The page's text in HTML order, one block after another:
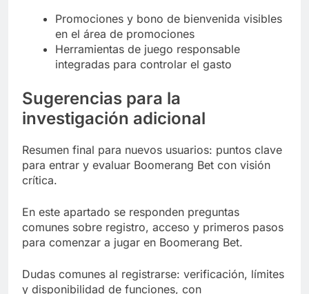
Promociones y bono de bienvenida visibles
en el área de promociones
Herramientas de juego responsable
integradas para controlar el gasto
Sugerencias para la
investigación adicional
Resumen final para nuevos usuarios: puntos clave
para entrar y evaluar Boomerang Bet con visión
crítica.
En este apartado se responden preguntas
comunes sobre registro, acceso y primeros pasos
para comenzar a jugar en Boomerang Bet.
Dudas comunes al registrarse: verificación, límites
y disponibilidad de funciones, con